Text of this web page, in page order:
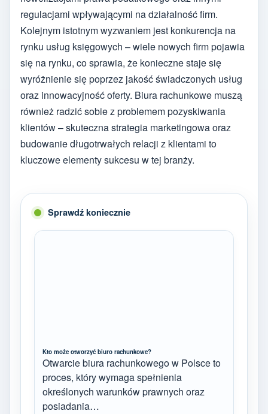
regulacjami wpływającymi na działalność firm.
Kolejnym istotnym wyzwaniem jest konkurencja na
rynku usług księgowych – wiele nowych firm pojawia
się na rynku, co sprawia, że konieczne staje się
wyróżnienie się poprzez jakość świadczonych usług
oraz innowacyjność oferty. Biura rachunkowe muszą
również radzić sobie z problemem pozyskiwania
klientów – skuteczna strategia marketingowa oraz
budowanie długotrwałych relacji z klientami to
kluczowe elementy sukcesu w tej branży.
Sprawdź koniecznie
Kto może otworzyć biuro rachunkowe?
Otwarcie biura rachunkowego w Polsce to
proces, który wymaga spełnienia
określonych warunków prawnych oraz
posiadania…